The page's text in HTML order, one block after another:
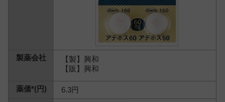
【製】興和
【販】興和
6.3円